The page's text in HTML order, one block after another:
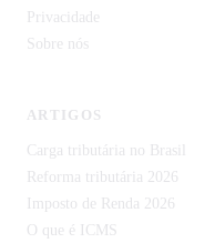
Privacidade
Sobre nós
ARTIGOS
Carga tributária no Brasil
Reforma tributária 2026
Imposto de Renda 2026
O que é ICMS